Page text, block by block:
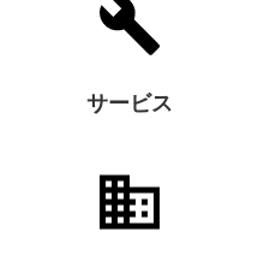
サービス